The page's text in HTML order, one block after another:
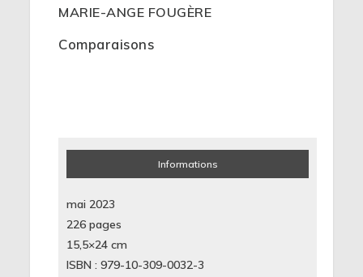
MARIE-ANGE FOUGÈRE
Comparaisons
Informations
mai 2023
226 pages
15,5×24 cm
ISBN : 979-10-309-0032-3